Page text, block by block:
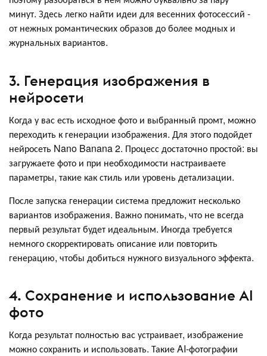
минут. Здесь легко найти идеи для весенних фотосессий -
от нежных романтических образов до более модных и
журнальных вариантов.
3. Генерация изображения в
нейросети
Когда у вас есть исходное фото и выбранный промт, можно
переходить к генерации изображения. Для этого подойдет
нейросеть Nano Banana 2. Процесс достаточно простой: вы
загружаете фото и при необходимости настраиваете
параметры, такие как стиль или уровень детализации.
После запуска генерации система предложит несколько
вариантов изображения. Важно понимать, что не всегда
первый результат будет идеальным. Иногда требуется
немного скорректировать описание или повторить
генерацию, чтобы добиться нужного визуального эффекта.
4. Сохранение и использование AI
фото
Когда результат полностью вас устраивает, изображение
можно сохранить и использовать. Такие AI-фотографии